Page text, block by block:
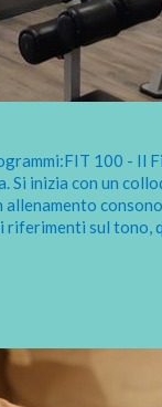
100 - Il
Si inizia con un
riferimenti sul tono,